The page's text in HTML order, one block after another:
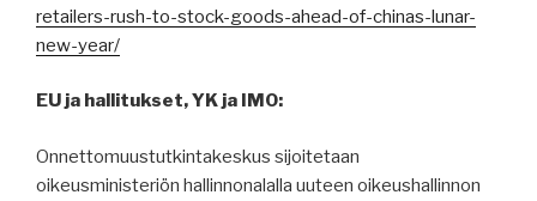
retailers-rush-to-stock-goods-ahead-of-chinas-lunar-
new-year/
EU ja hallitukset, YK ja IMO:
Onnettomuustutkintakeskus sijoitetaan
oikeusministeriön hallinnonalalla uuteen oikeushallinnon